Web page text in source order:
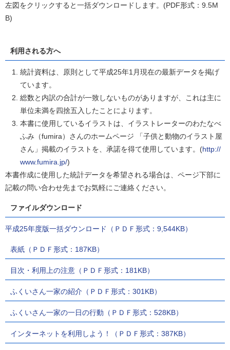
左図をクリックすると一括ダウンロードします。(PDF形式：9.5M
B)
利用される方へ
統計資料は、原則として平成25年1月現在の最新データを掲げ
ています。
総数と内訳の合計が一致しないものがありますが、これは主に
単位未満を四捨五入したことによります。
本書に使用しているイラストは、イラストレーターのわたなべ
ふみ（fumira）さんのホームページ 「子供と動物のイラスト屋
さん」掲載のイラストを、承諾を得て使用しています。(http://
www.fumira.jp/)
本書作成に使用した統計データを希望される場合は、ページ下部に
記載の問い合わせ先までお気軽にご連絡ください。
ファイルダウンロード
平成25年度版一括ダウンロード（ＰＤＦ形式：9,544KB）
表紙（ＰＤＦ形式：187KB）
目次・利用上の注意（ＰＤＦ形式：181KB）
ふくいさん一家の紹介（ＰＤＦ形式：301KB）
ふくいさん一家の一日の行動（ＰＤＦ形式：528KB）
インターネットを利用しよう！（ＰＤＦ形式：387KB）